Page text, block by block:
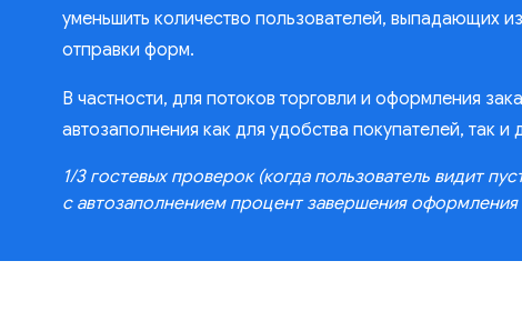
уменьшить количество пользователей, выпадающих
отправки форм.
В частности, для потоков торговли и оформления
автозаполнения как для удобства покупателей, так и
1/3 гостевых проверок (когда пользователь видит
с автозаполнением процент завершения оформления